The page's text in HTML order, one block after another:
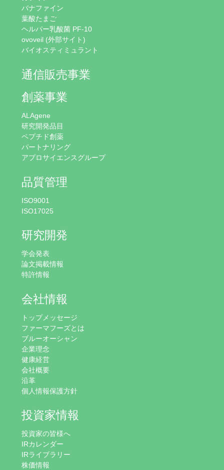
バナファイン
葉酸たまご
ヘルパー乳酸菌 PF-10
ovoveil (外部サイト)
バイオスティミュラント
通信販売事業
創薬事業
ALAgene
研究開発品目
ペプチド創薬
パートナリング
アプロサイエンスグループ
品質管理
ISO9001
ISO17025
研究開発
学会発表
論文掲載情報
特許情報
会社情報
トップメッセージ
ファーマフーズとは
ブルーオーシャン
企業理念
健康経営
会社概要
沿革
個人情報保護方針
投資家情報
投資家の皆様へ
IRカレンダー
IRライブラリー
株価情報